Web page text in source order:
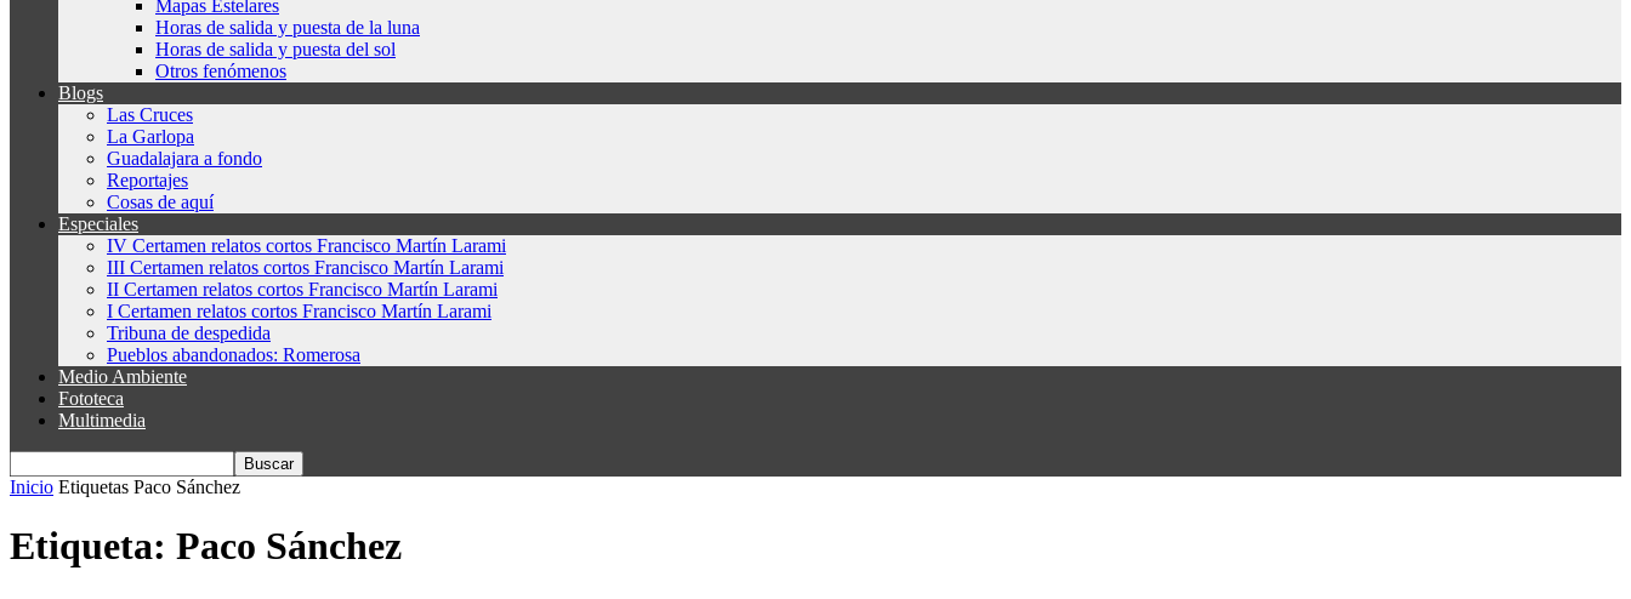
Mapas Estelares
Horas de salida y puesta de la luna
Horas de salida y puesta del sol
Otros fenómenos
Blogs
Las Cruces
La Garlopa
Guadalajara a fondo
Reportajes
Cosas de aquí
Especiales
IV Certamen relatos cortos Francisco Martín Larami
III Certamen relatos cortos Francisco Martín Larami
II Certamen relatos cortos Francisco Martín Larami
I Certamen relatos cortos Francisco Martín Larami
Tribuna de despedida
Pueblos abandonados: Romerosa
Medio Ambiente
Fototeca
Multimedia
Inicio Etiquetas Paco Sánchez
Etiqueta: Paco Sánchez